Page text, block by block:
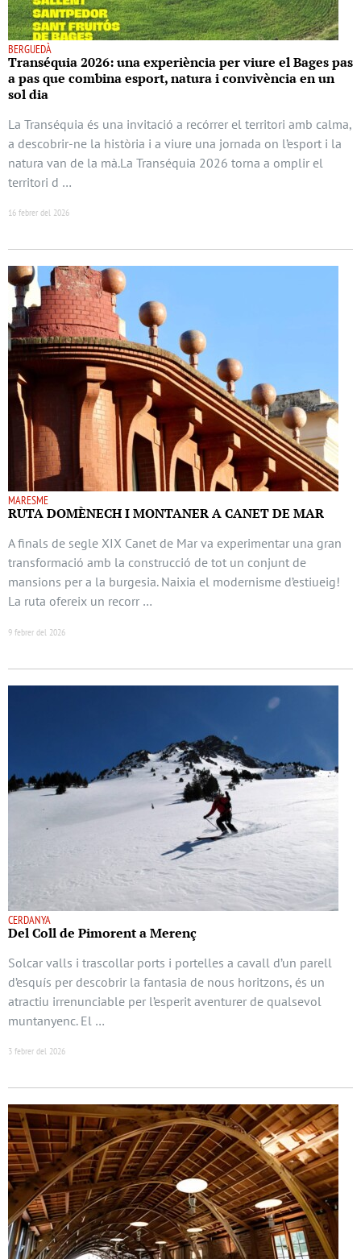
BERGUEDÀ
Transéquia 2026: una experiència per viure el Bages pas
a pas que combina esport, natura i convivència en un
sol dia
La Transéquia és una invitació a recórrer el territori amb calma,
a descobrir-ne la història i a viure una jornada on l’esport i la
natura van de la mà.La Transéquia 2026 torna a omplir el
territori d …
16 febrer del 2026
MARESME
RUTA DOMÈNECH I MONTANER A CANET DE MAR
A finals de segle XIX Canet de Mar va experimentar una gran
transformació amb la construcció de tot un conjunt de
mansions per a la burgesia. Naixia el modernisme d’estiueig!
La ruta ofereix un recorr …
9 febrer del 2026
CERDANYA
Del Coll de Pimorent a Merenç
Solcar valls i trascollar ports i portelles a cavall d’un parell
d’esquís per descobrir la fantasia de nous horitzons, és un
atractiu irrenunciable per l’esperit aventurer de qualsevol
muntanyenc. El …
3 febrer del 2026